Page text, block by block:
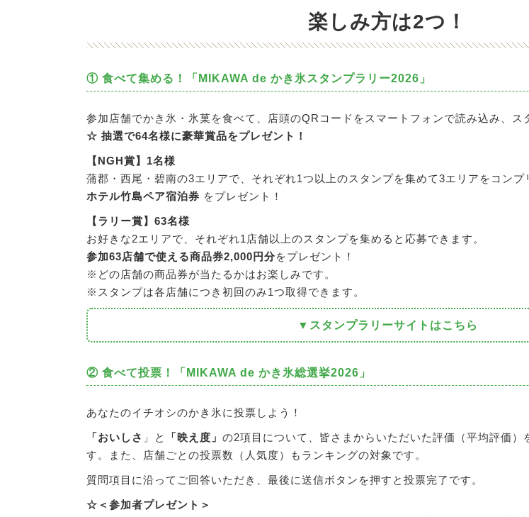
楽しみ方は2つ！
① 食べて集める！ 「MIKAWA de かき氷スタンプラリー2026」
参加店舗でかき氷・氷菓を食べて、店頭のQRコードをスマートフォンで読み込み、ス
☆ 抽選で64名様に豪華賞品をプレゼント！
【NGH賞】1名様
蒲郡・西尾・碧南の3エリアで、それぞれ1つ以上のスタンプを集めて3エリアをコンプ
ホテル竹島ペア宿泊券 をプレゼント！
【ラリー賞】63名様
お好きな2エリアで、それぞれ1店舗以上のスタンプを集めると応募できます。
参加63店舗で使える商品券2,000円分をプレゼント！
※どの店舗の商品券が当たるかはお楽しみです。
※スタンプは各店舗につき初回のみ1つ取得できます。
▼スタンプラリーサイトはこちら
② 食べて投票！ 「MIKAWA de かき氷総選挙2026」
あなたのイチオシのかき氷に投票しよう！
「おいしさ 」と 「映え度」 の2項目について、皆さまからいただいた評価（平均評価）
す。また、店舗ごとの投票数（人気度）もランキングの対象です。
質問項目に沿ってご回答いただき、最後に送信ボタンを押すと投票完了です。
☆＜参加者プレゼント＞